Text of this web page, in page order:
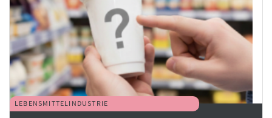
LEBENSMITTELINDUSTRIE